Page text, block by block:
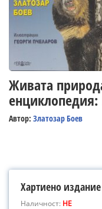
Живата
Автор: Златозар Боев
Хартиено издание
Наличност: НЕ